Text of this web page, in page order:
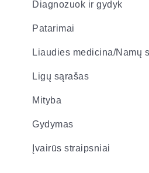
Diagnozuok ir gydyk
Patarimai
Liaudies medicina/Namų
Ligų sąrašas
Mityba
Gydymas
Įvairūs straipsniai